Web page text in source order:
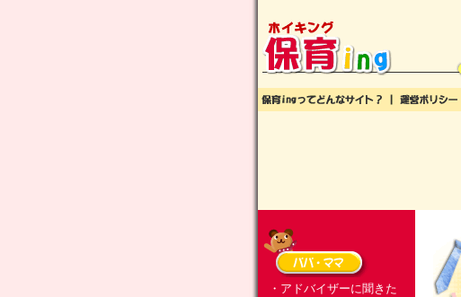
・アドバイザーに聞きた